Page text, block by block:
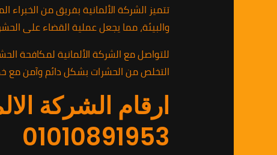
تتميز الشركة الألمانية بفريق من
والبيئة، مما يجعل عملية القضاء على
التخلص من الحشرات بشكل دائم وآمن مع
ارقام الشركة
01010891953